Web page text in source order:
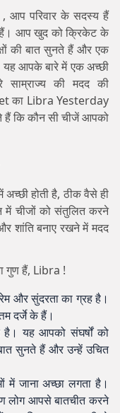
आप परिवार के सदस्य हैं
हैं। आप खुद को क्रिकेट के
की बात सुनते हैं और एक
आपके बारे में एक अच्छी
साम्राज्य की मदद की
का Libra Yesterday
कि कौन सी चीजें आपको
होती है, ठीक वैसे ही
चीजों को संतुलित करने
शांति बनाए रखने में मदद
गुण हैं, Libra !
और सुंदरता का ग्रह है।
दर्जे के हैं।
है। यह आपको संघर्षों को
सुनते हैं और उन्हें उचित
में जाना अच्छा लगता है।
लोग आपसे बातचीत करने